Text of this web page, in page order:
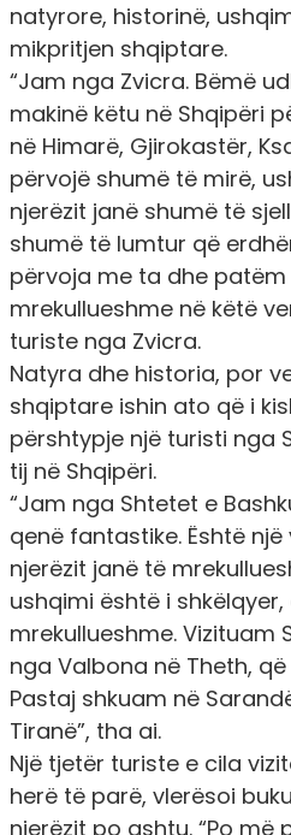
natyrore, historinë,
mikpritjen shqiptare.
“Jam nga Zvicra. Bëmë
makinë këtu në Shqipëri
në Himarë, Gjirokastër,
përvojë shumë të mirë,
njerëzit janë shumë të
shumë të lumtur që
përvoja me ta dhe
mrekullueshme në këtë
turiste nga Zvicra.
Natyra dhe historia, por
shqiptare ishin ato që i
përshtypje një turisti nga
tij në Shqipëri.
“Jam nga Shtetet e
qenë fantastike. Është
njerëzit janë të
ushqimi është i
mrekullueshme. Vizituam
nga Valbona në Theth,
Pastaj shkuam në
Tiranë”, tha ai.
Një tjetër turiste e cila
herë të parë, vlerësoi
njerëzit po ashtu. “Po më